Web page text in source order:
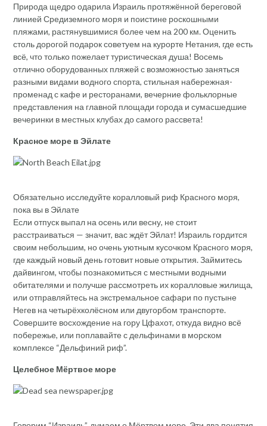
Природа щедро одарила Израиль протяжённой береговой
линией Средиземного моря и поистине роскошными
пляжами, растянувшимися более чем на 200 км. Оценить
столь дорогой подарок советуем на курорте Нетания, где есть
всё, что только пожелает туристическая душа! Восемь
отлично оборудованных пляжей с возможностью заняться
разными видами водного спорта, стильная набережная-
променад с кафе и ресторанами, вечерние фольклорные
представления на главной площади города и сумасшедшие
вечеринки в местных клубах до самого рассвета!
Красное море в Эйлате
Обязательно исследуйте коралловый риф Красного моря,
пока вы в Эйлате
Если отпуск выпал на осень или весну, не стоит
расстраиваться — значит, вас ждёт Эйлат! Израиль гордится
своим небольшим, но очень уютным кусочком Красного моря,
где каждый новый день готовит новые открытия. Займитесь
дайвингом, чтобы познакомиться с местными водными
обитателями и получше рассмотреть их коралловые жилища,
или отправляйтесь на экстремальное сафари по пустыне
Негев на четырёхколёсном или двугорбом транспорте.
Совершите восхождение на гору Цфахот, откуда видно всё
побережье, или поплавайте с дельфинами в морском
комплексе “Дельфиний риф”.
Целебное Мёртвое море